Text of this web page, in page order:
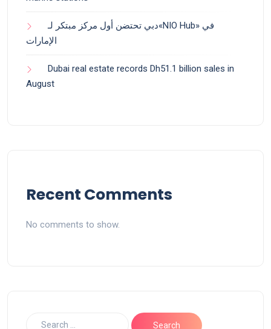
دبي تحتضن أول مركز مبتكر لـ«NIO Hub» في
الإمارات
Dubai real estate records Dh51.1 billion sales in
August
Recent Comments
No comments to show.